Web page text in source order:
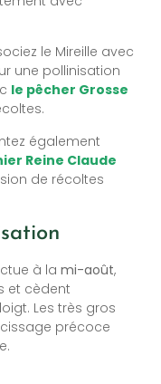
le Mireille avec
une pollinisation
le pêcher Grosse
également
Reine Claude
de récoltes
à la mi-août,
et cèdent
Les très gros
précoce